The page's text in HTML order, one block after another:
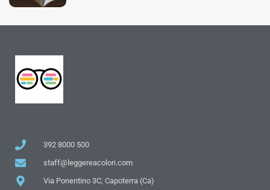
392 8000 500
staff@leggereacolori.com
Via Ponentino 3C, Capoterra (Ca)